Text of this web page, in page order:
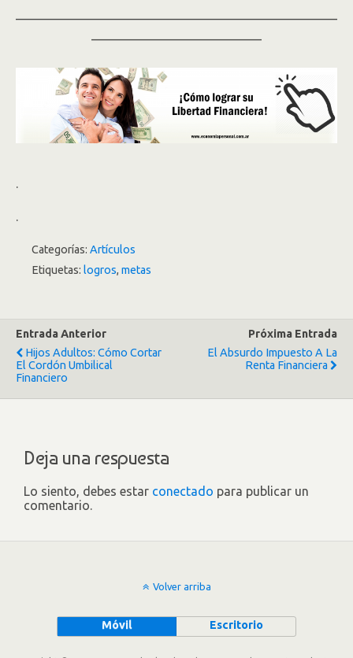
.
.
Categorías: Artículos
Etiquetas: logros, metas
Entrada Anterior
Hijos Adultos: Cómo Cortar
El Cordón Umbilical
Financiero
Próxima Entrada
El Absurdo Impuesto A La
Renta Financiera
Deja una respuesta
Lo siento, debes estar conectado para publicar un
comentario.
Volver arriba
Móvil Escritorio